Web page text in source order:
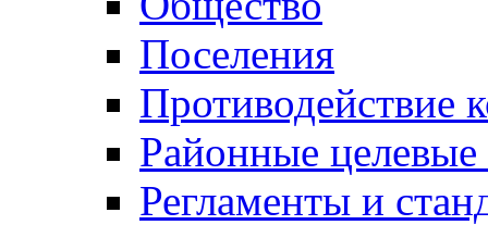
Поселения
Противодействие
Районные
Регламенты и